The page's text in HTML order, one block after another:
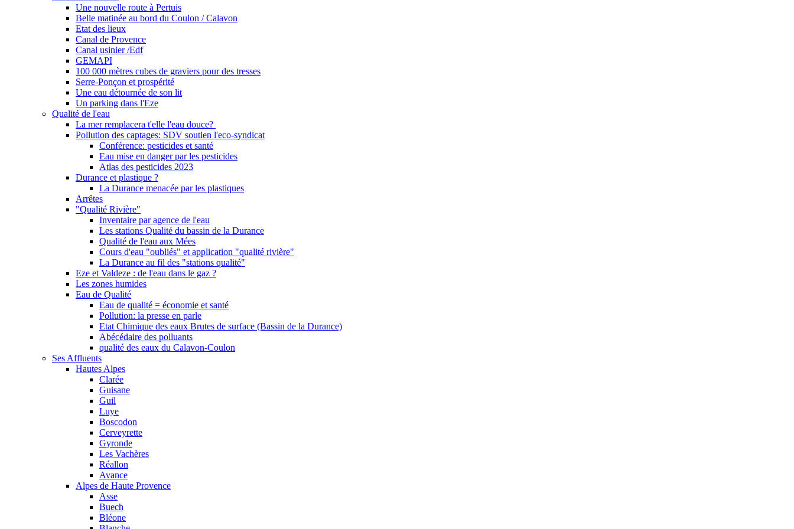
Une nouvelle route à Pertuis
Belle matinée au bord du Coulon / Calavon
Etat des lieux
Canal de Provence
Canal usinier /Edf
GEMAPI
100 000 mètres cubes de graviers pour des tresses
Serre-Ponçon et prospérité
Une eau détournée de son lit
Un parking dans l'Eze
Qualité de l'eau
La mer remplacera t'elle l'eau douce?
Pollution des captages: SDV soutien l'eco-syndicat
Conférence: pesticides et santé
Eau mise en danger par les pesticides
Atlas des pesticides 2023
Durance et plastique ?
La Durance menacée par les plastiques
Arrêtes
"Qualité Rivière"
Inventaire par agence de l'eau
Les stations Qualité du bassin de la Durance
Qualité de l'eau aux Mées
Cours d'eau "oubliés" et application "qualité rivière"
La Durance au fil des "stations qualité"
Eze et Valdeze : de l'eau dans le gaz ?
Les zones humides
Eau de Qualité
Eau de qualité = économie et santé
Pollution: la presse en parle
Etat Chimique des eaux Brutes de surface (Bassin de la Durance)
Abécédaire des polluants
qualité des eaux du Calavon-Coulon
Ses Affluents
Hautes Alpes
Clarée
Guisane
Guil
Luye
Boscodon
Cerveyrette
Gyronde
Les Vachères
Réallon
Avance
Alpes de Haute Provence
Asse
Buech
Bléone